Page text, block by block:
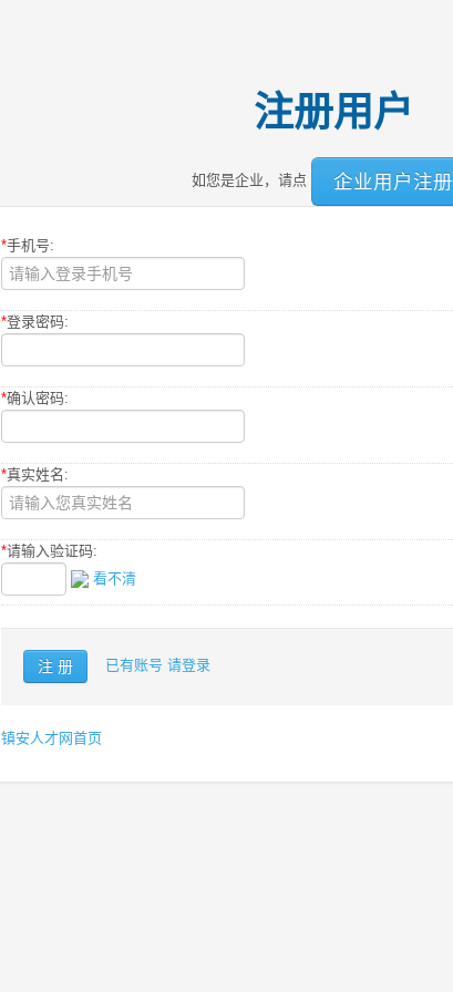
注册用户
如您是企业，请点 企业用户注册
*手机号:
*登录密码:
*确认密码:
*真实姓名:
*请输入验证码:
看不清
已有账号 请登录
镇安人才网首页